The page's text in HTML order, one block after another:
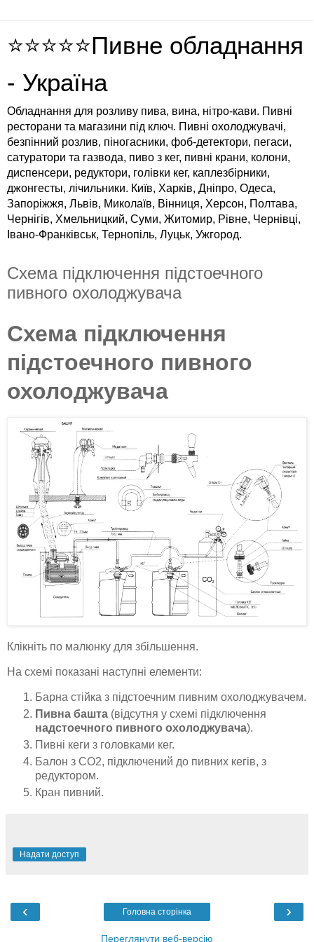
⭐⭐⭐⭐⭐Пивне обладнання
- Україна
Обладнання для розливу пива, вина, нітро-кави. Пивні
ресторани та магазини під ключ. Пивні охолоджувачі,
безпінний розлив, піногасники, фоб-детектори, пегаси,
сатуратори та газвода, пиво з кег, пивні крани, колони,
диспенсери, редуктори, голівки кег, каплезбірники,
джонгесты, лічильники. Київ, Харків, Дніпро, Одеса,
Запоріжжя, Львів, Миколаїв, Вінниця, Херсон, Полтава,
Чернігів, Хмельницкий, Суми, Житомир, Рівне, Чернівці,
Івано-Франківськ, Тернопіль, Луцьк, Ужгород.
Схема підключення підстоечного
пивного охолоджувача
Схема підключення
підстоечного пивного
охолоджувача
Клікніть по малюнку для збільшення.
На схемі показані наступні елементи:
Барна стійка з підстоечним пивним охолоджувачем.
Пивна башта (відсутня у схемі підключення
надстоечного пивного охолоджувача).
Пивні кеги з головками кег.
Балон з СО2, підключений до пивних кегів, з
редуктором.
Кран пивний.
Надати доступ
‹ ›
Головна сторінка
Переглянути веб-версію